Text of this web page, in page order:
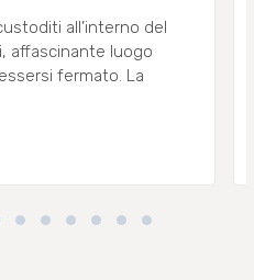
all’interno del
affascinante luogo
fermato. La